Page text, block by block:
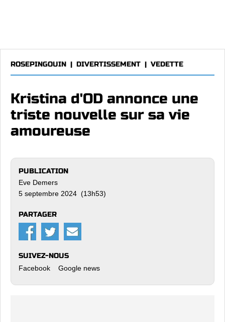
ROSEPINGOUIN | DIVERTISSEMENT | VEDETTE
Kristina d'OD annonce une
triste nouvelle sur sa vie
amoureuse
PUBLICATION
Eve Demers
5 septembre 2024 (13h53)
PARTAGER
SUIVEZ-NOUS
Facebook Google news